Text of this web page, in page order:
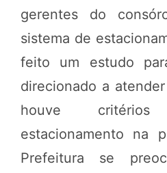
gerentes do
sistema de
feito um estudo
direcionado a
houve
estacionamento na
Prefeitura se